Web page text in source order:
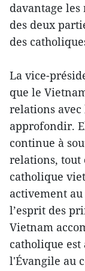
davantage
des deux
des
La vice-
que le
relations avec
approfondir.
continue à
relations, tout
catholique
activement
l’esprit des
Vietnam
catholique est
l'Évangile au